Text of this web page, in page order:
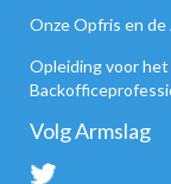
Onze Opfris en de
Opleiding voor
Volg Armslag